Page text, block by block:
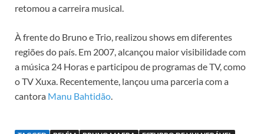
retomou a carreira musical.
À frente do Bruno e Trio, realizou shows em diferentes
regiões do país. Em 2007, alcançou maior visibilidade com
a música 24 Horas e participou de programas de TV, como
o TV Xuxa. Recentemente, lançou uma parceria com a
cantora Manu Bahtidão.